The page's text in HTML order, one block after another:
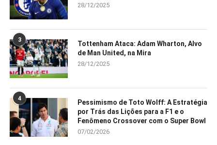
28/12/2025
3
Tottenham Ataca: Adam Wharton, Alvo
de Man United, na Mira
28/12/2025
4
Pessimismo de Toto Wolff: A Estratégia
por Trás das Lições para a F1 e o
Fenômeno Crossover com o Super Bowl
07/02/2026